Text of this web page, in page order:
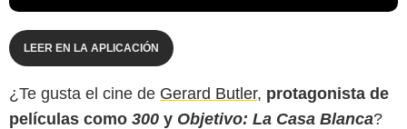
LEER EN LA APLICACIÓN
¿Te gusta el cine de Gerard Butler, protagonista de
películas como 300 y Objetivo: La Casa Blanca?